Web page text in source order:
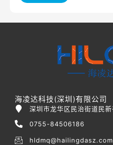
海凌达科技(深圳)有限公司
深圳市龙华区民治街道民
0755-84506186
hldmq@hailingdasz.com